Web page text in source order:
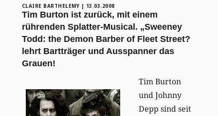
CLAIRE BARTHELEMY | 13.03.2008
Tim Burton ist zurück, mit einem
rührenden Splatter-Musical. „Sweeney
Todd: the Demon Barber of Fleet Street?
lehrt Bartträger und Ausspanner das
Grauen!
Tim Burton
und Johnny
Depp sind seit